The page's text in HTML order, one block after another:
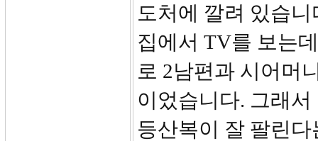
도처에 깔려 있습
집에서 TV를 보는
로 2남편과 시어머
이었습니다. 그래
등산복이 잘 팔린